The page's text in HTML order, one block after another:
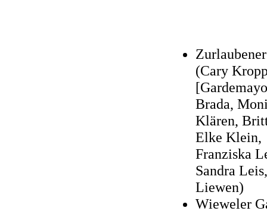
(Cary
Brada,
Klären,
Elke Klein,
Franziska
Sandra
Liewen)
Wieweler